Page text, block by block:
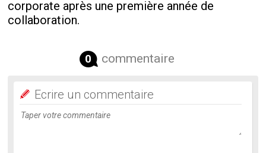
corporate après une première année de
collaboration.
0 commentaire
Ecrire un commentaire